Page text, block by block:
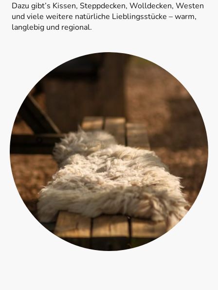
Dazu gibt’s Kissen, Steppdecken, Wolldecken, Westen
und viele weitere natürliche Lieblingsstücke – warm,
langlebig und regional.